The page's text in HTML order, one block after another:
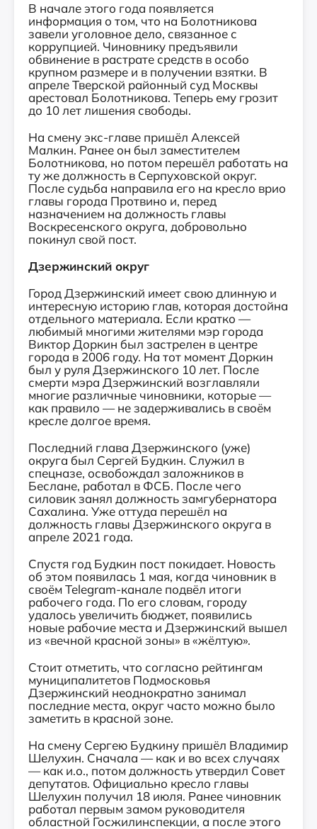
В начале этого года появляется
информация о том, что на Болотникова
завели уголовное дело, связанное с
коррупцией. Чиновнику предъявили
обвинение в растрате средств в особо
крупном размере и в получении взятки. В
апреле Тверской районный суд Москвы
арестовал Болотникова. Теперь ему грозит
до 10 лет лишения свободы.
На смену экс-главе пришёл Алексей
Малкин. Ранее он был заместителем
Болотникова, но потом перешёл работать на
ту же должность в Серпуховской округ.
После судьба направила его на кресло врио
главы города Протвино и, перед
назначением на должность главы
Воскресенского округа, добровольно
покинул свой пост.
Дзержинский округ
Город Дзержинский имеет свою длинную и
интересную историю глав, которая достойна
отдельного материала. Если кратко —
любимый многими жителями мэр города
Виктор Доркин был застрелен в центре
города в 2006 году. На тот момент Доркин
был у руля Дзержинского 10 лет. После
смерти мэра Дзержинский возглавляли
многие различные чиновники, которые —
как правило — не задерживались в своём
кресле долгое время.
Последний глава Дзержинского (уже)
округа был Сергей Будкин. Служил в
спецназе, освобождал заложников в
Беслане, работал в ФСБ. После чего
силовик занял должность замгубернатора
Сахалина. Уже оттуда перешёл на
должность главы Дзержинского округа в
апреле 2021 года.
Спустя год Будкин пост покидает. Новость
об этом появилась 1 мая, когда чиновник в
своём Telegram-канале подвёл итоги
рабочего года. По его словам, городу
удалось увеличить бюджет, появились
новые рабочие места и Дзержинский вышел
из «вечной красной зоны» в «жёлтую».
Стоит отметить, что согласно рейтингам
муниципалитетов Подмосковья
Дзержинский неоднократно занимал
последние места, округ часто можно было
заметить в красной зоне.
На смену Сергею Будкину пришёл Владимир
Шелухин. Сначала — как и во всех случаях
— как и.о., потом должность утвердил Совет
депутатов. Официально кресло главы
Шелухин получил 18 июля. Ранее чиновник
работал первым замом руководителя
областной Госжилинспекции, а после этого